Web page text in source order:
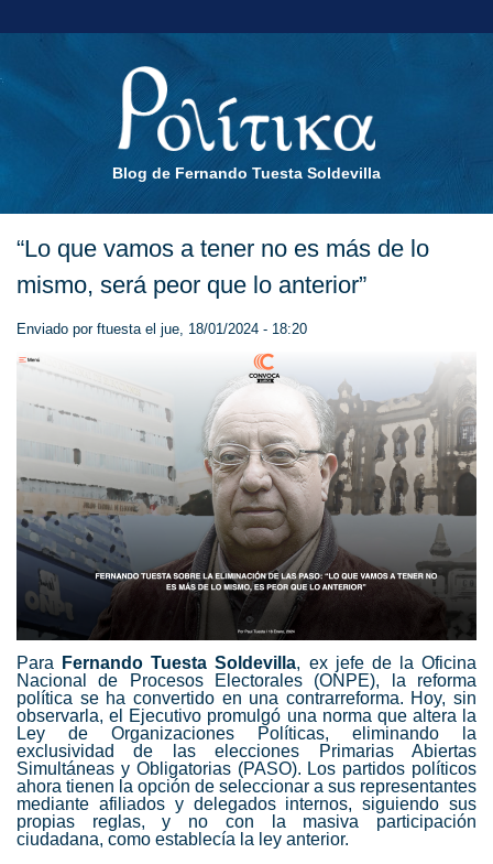
Blog de Fernando Tuesta Soldevilla
“Lo que vamos a tener no es más de lo
mismo, será peor que lo anterior”
Enviado por ftuestael jue, 18/01/2024 - 18:20
Para Fernando Tuesta Soldevilla, ex jefe de la Oficina
Nacional de Procesos Electorales (ONPE), la reforma
política se ha convertido en una contrarreforma. Hoy, sin
observarla, el Ejecutivo promulgó una norma que altera la
Ley de Organizaciones Políticas, eliminando la
exclusividad de las elecciones Primarias Abiertas
Simultáneas y Obligatorias (PASO). Los partidos políticos
ahora tienen la opción de seleccionar a sus representantes
mediante afiliados y delegados internos, siguiendo sus
propias reglas, y no con la masiva participación
ciudadana, como establecía la ley anterior.